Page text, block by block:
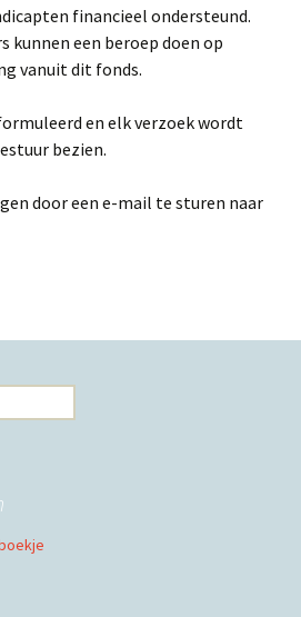
financieel ondersteund.
kunnen een beroep doen op
vanuit dit fonds.
en elk verzoek wordt
bezien.
door een e-mail te sturen naar